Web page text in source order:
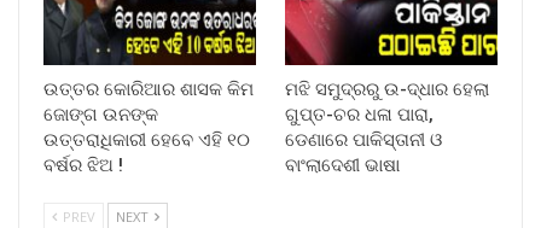
ଉତ୍ତର କୋରିଆର ଶାସକ କିମ
ଜୋଙ୍ଗ ଉନଙ୍କ
ଉତ୍ତରାଧିକାରୀ ହେବେ ଏହି ୧୦
ବର୍ଷର ଝିଅ !
ମଝି ସମୁଦ୍ରରୁ ଉ-ଦ୍ଧାର ହେଲା
ଗୁପ୍ତ-ଚର ଧଳା ପାରା,
ଡେଣାରେ ପାକିସ୍ତାନୀ ଓ
ବାଂଲାଦେଶୀ ଭାଷା
PREV NEXT